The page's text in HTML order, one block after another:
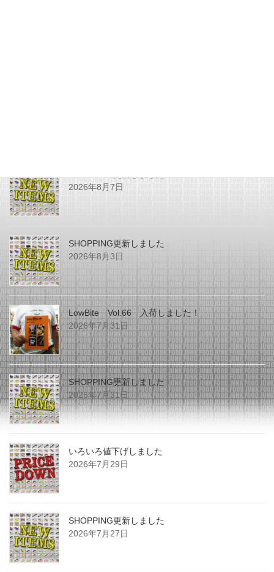
2026年8月7日
SHOPPING更新しました
2026年8月3日
LowBite Vol.66 入荷しました！
2026年7月31日
SHOPPING更新しました
2026年7月31日
いろいろ値下げしました
2026年7月29日
SHOPPING更新しました
2026年7月27日